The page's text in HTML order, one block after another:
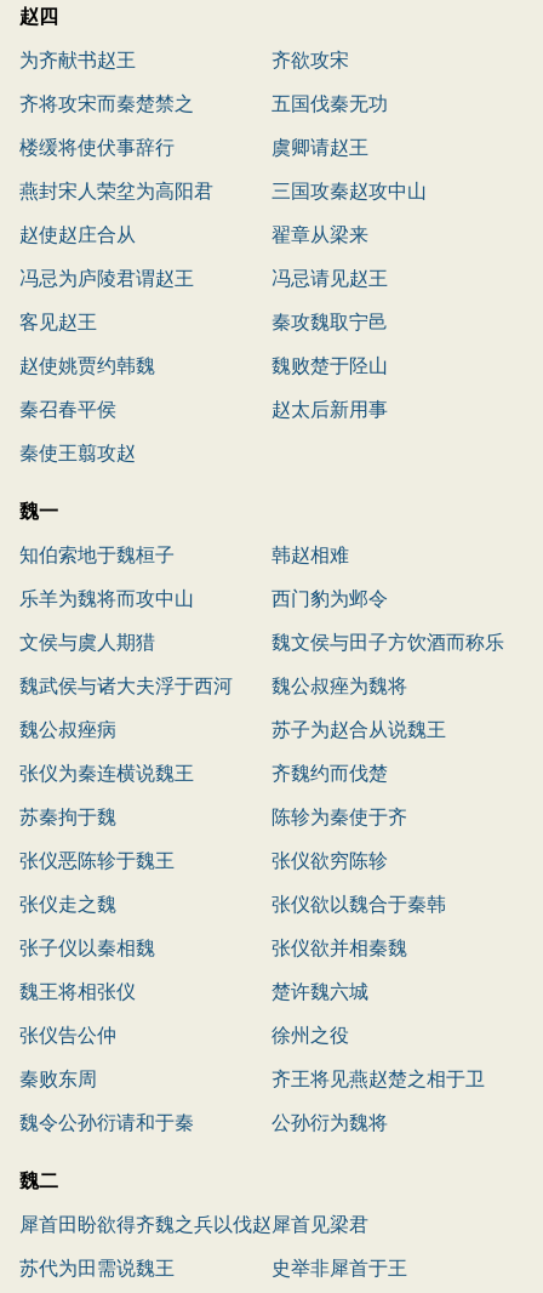
赵四
为齐献书赵王
齐欲攻宋
齐将攻宋而秦楚禁之
五国伐秦无功
楼缓将使伏事辞行
虞卿请赵王
燕封宋人荣坌为高阳君
三国攻秦赵攻中山
赵使赵庄合从
翟章从梁来
冯忌为庐陵君谓赵王
冯忌请见赵王
客见赵王
秦攻魏取宁邑
赵使姚贾约韩魏
魏败楚于陉山
秦召春平侯
赵太后新用事
秦使王翦攻赵
魏一
知伯索地于魏桓子
韩赵相难
乐羊为魏将而攻中山
西门豹为邺令
文侯与虞人期猎
魏文侯与田子方饮酒而称乐
魏武侯与诸大夫浮于西河
魏公叔痤为魏将
魏公叔痤病
苏子为赵合从说魏王
张仪为秦连横说魏王
齐魏约而伐楚
苏秦拘于魏
陈轸为秦使于齐
张仪恶陈轸于魏王
张仪欲穷陈轸
张仪走之魏
张仪欲以魏合于秦韩
张子仪以秦相魏
张仪欲并相秦魏
魏王将相张仪
楚许魏六城
张仪告公仲
徐州之役
秦败东周
齐王将见燕赵楚之相于卫
魏令公孙衍请和于秦
公孙衍为魏将
魏二
犀首田盼欲得齐魏之兵以伐赵犀首见梁君
苏代为田需说魏王
史举非犀首于王